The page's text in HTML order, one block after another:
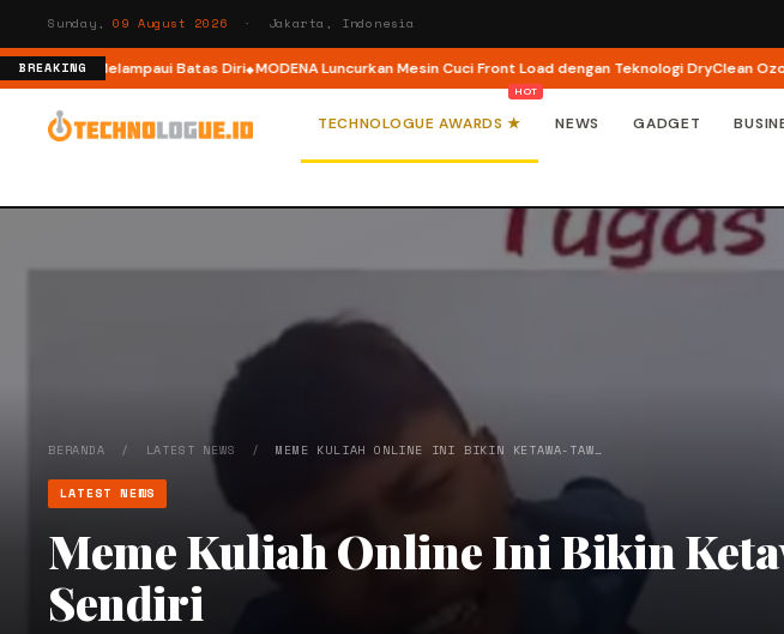
Sunday,09 August 2026 · Jakarta, Indonesia
BREAKING
Pelari Melampaui Batas Diri MODENA Luncurkan Mesin Cuci Front Load dengan Teknologi DryClean Ozone
TECHNOLOGUE AWARDS ★ NEWS GADGET
BERANDA / LATEST NEWS /MEME KULIAH ONLINE INI BIKIN KETAWA-TAW…
LATEST NEWS
Meme Kuliah Online Ini Bikin
Sendiri